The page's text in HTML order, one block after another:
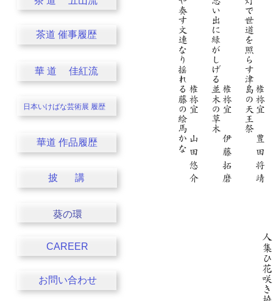
葵の環
披 講
茶道 催事履歴
華 道 佳紅流
日本いけばな芸術展 履歴
華道 作品履歴
お問い合わせ
CAREER